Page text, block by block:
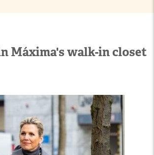
Máxima's walk-in closet